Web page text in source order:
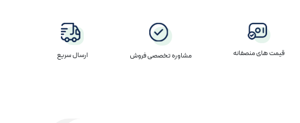
قیمت های منصفانه مشاوره تخصصی فروش ارسال سریع